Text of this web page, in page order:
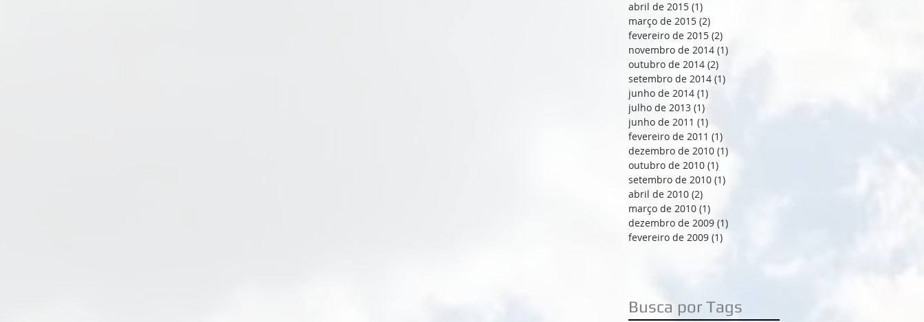
abril de 2015 (1)
março de 2015 (2)
fevereiro de 2015 (2)
novembro de 2014 (1)
outubro de 2014 (2)
setembro de 2014 (1)
junho de 2014 (1)
julho de 2013 (1)
junho de 2011 (1)
fevereiro de 2011 (1)
dezembro de 2010 (1)
outubro de 2010 (1)
setembro de 2010 (1)
abril de 2010 (2)
março de 2010 (1)
dezembro de 2009 (1)
fevereiro de 2009 (1)
Busca por Tags